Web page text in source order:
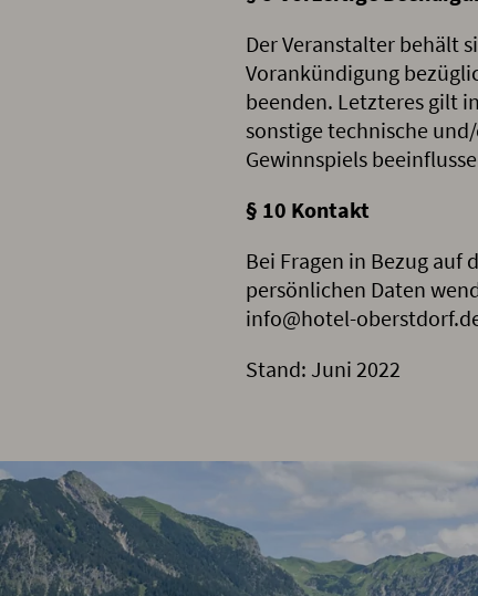
Der Veranstalter behält
Vorankündigung
beenden. Letzteres gilt
sonstige technische
Gewinnspiels
§ 10 Kontakt
Bei Fragen in Bezug auf
persönlichen Daten
info@hotel-
Stand: Juni 2022